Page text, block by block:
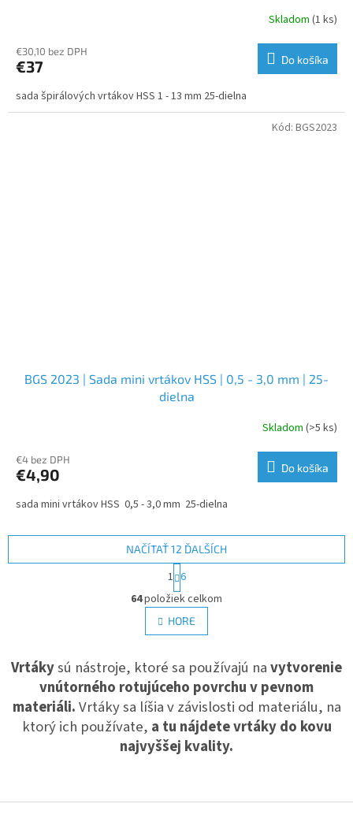
Skladom (1 ks)
€30,10 bez DPH
€37 Do košíka
sada špirálových vrtákov HSS 1 - 13 mm 25-dielna
BGS 2023 | Sada mini vrtákov HSS | 0,5 - 3,0 mm | 25-
dielna
Skladom (>5 ks)
€4 bez DPH
€4,90 Do košíka
sada mini vrtákov HSS 0,5 - 3,0 mm 25-dielna
Kód: BGS2023
O
v
l
á
a
c
i
e
p
r
v
v
NAČÍTAŤ 12 ĎALŠÍCH
S
t
r
á
n
k
v
a
n
e
1 6
64položiek celkom
HORE
Vrtákysú nástroje, ktoré sa používajú navytvorenie
vnútorného rotujúceho povrchu v pevnom
materiáli.Vrtáky sa líšia v závislosti od materiálu, na
ktorý ich používate, a tu nájdete vrtáky do kovu
najvyššej kvality.